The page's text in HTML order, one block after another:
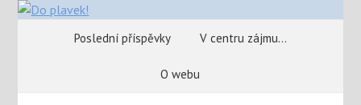
Poslední příspěvky V centru zájmu…
O webu